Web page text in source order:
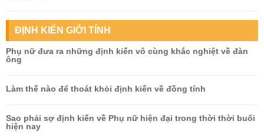
ĐỊNH KIẾN GIỚI TÍNH
Phụ nữ đưa ra những định kiến vô cùng khắc nghiệt về đàn
ông
Làm thế nào để thoát khỏi định kiến về đồng tính
Sao phải sợ định kiến về Phụ nữ hiện đại trong thời thời buổi
hiện nay